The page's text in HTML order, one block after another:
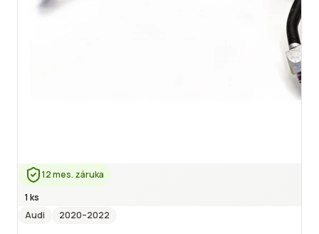
12 mes. záruka
1 ks
Audi
2020–2022